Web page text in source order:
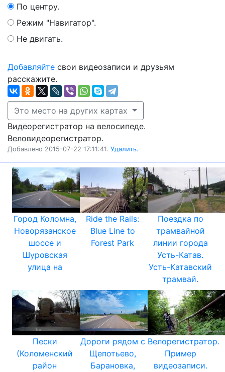
По центру.
Режим "Навигатор".
Не двигать.
Добавляйте свои видеозаписи и друзьям
расскажите.
Это место на других картах
Видеорегистратор на велосипеде.
Веловидеорегистратор.
Добавлено 2015-07-22 17:11:41. Удалить.
Город Коломна,
Новорязанское
шоссе и
Шуровская
улица на
Ride the Rails:
Blue Line to
Forest Park
Поездка по
трамвайной
линии города
Усть-Катав.
Усть-Катавский
трамвай.
Пески
(Коломенский
район
Дороги рядом с
Щепотьево,
Барановка,
Велорегистратор.
Пример
видеозаписи.